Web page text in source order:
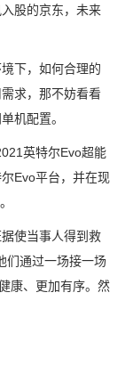
股的京东，未来
下，如何合理的
求，那不妨看看
机配置。
英特尔Evo超能
Evo平台，并在现
使当事人得到救
们通过一场接一场
康、更加有序。然